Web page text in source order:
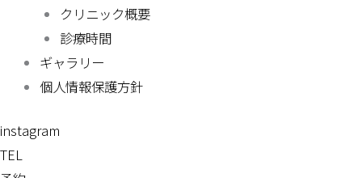
クリニック概要
診療時間
ギャラリー
個人情報保護方針
instagram
TEL